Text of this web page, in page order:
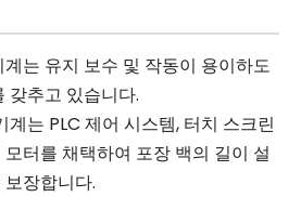
계는 유지 보수 및 작동이 용이하도
갖추고 있습니다.
계는 PLC 제어 시스템, 터치 스크린
터를 채택하여 포장 백의 길이 설
장합니다.